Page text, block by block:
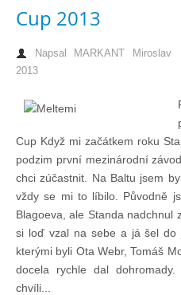
Kvízy
Technika lodí
Přednášky
O plavbách českých
Převzaté články ze
Cup 2013
Napsal MARKANT Miroslav
2013
Cup Když mi začátkem roku
podzim první mezinárodní
chci zúčastnit. Na Baltu jsem
vždy se mi to líbilo. Původně
Blagoeva, ale Standa nadchnul
si loď vzal na sebe a já šel do
kterými byli Ota Webr, Tomáš
docela rychle dal
chvíli...